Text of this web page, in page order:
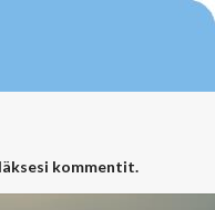
kommentit.